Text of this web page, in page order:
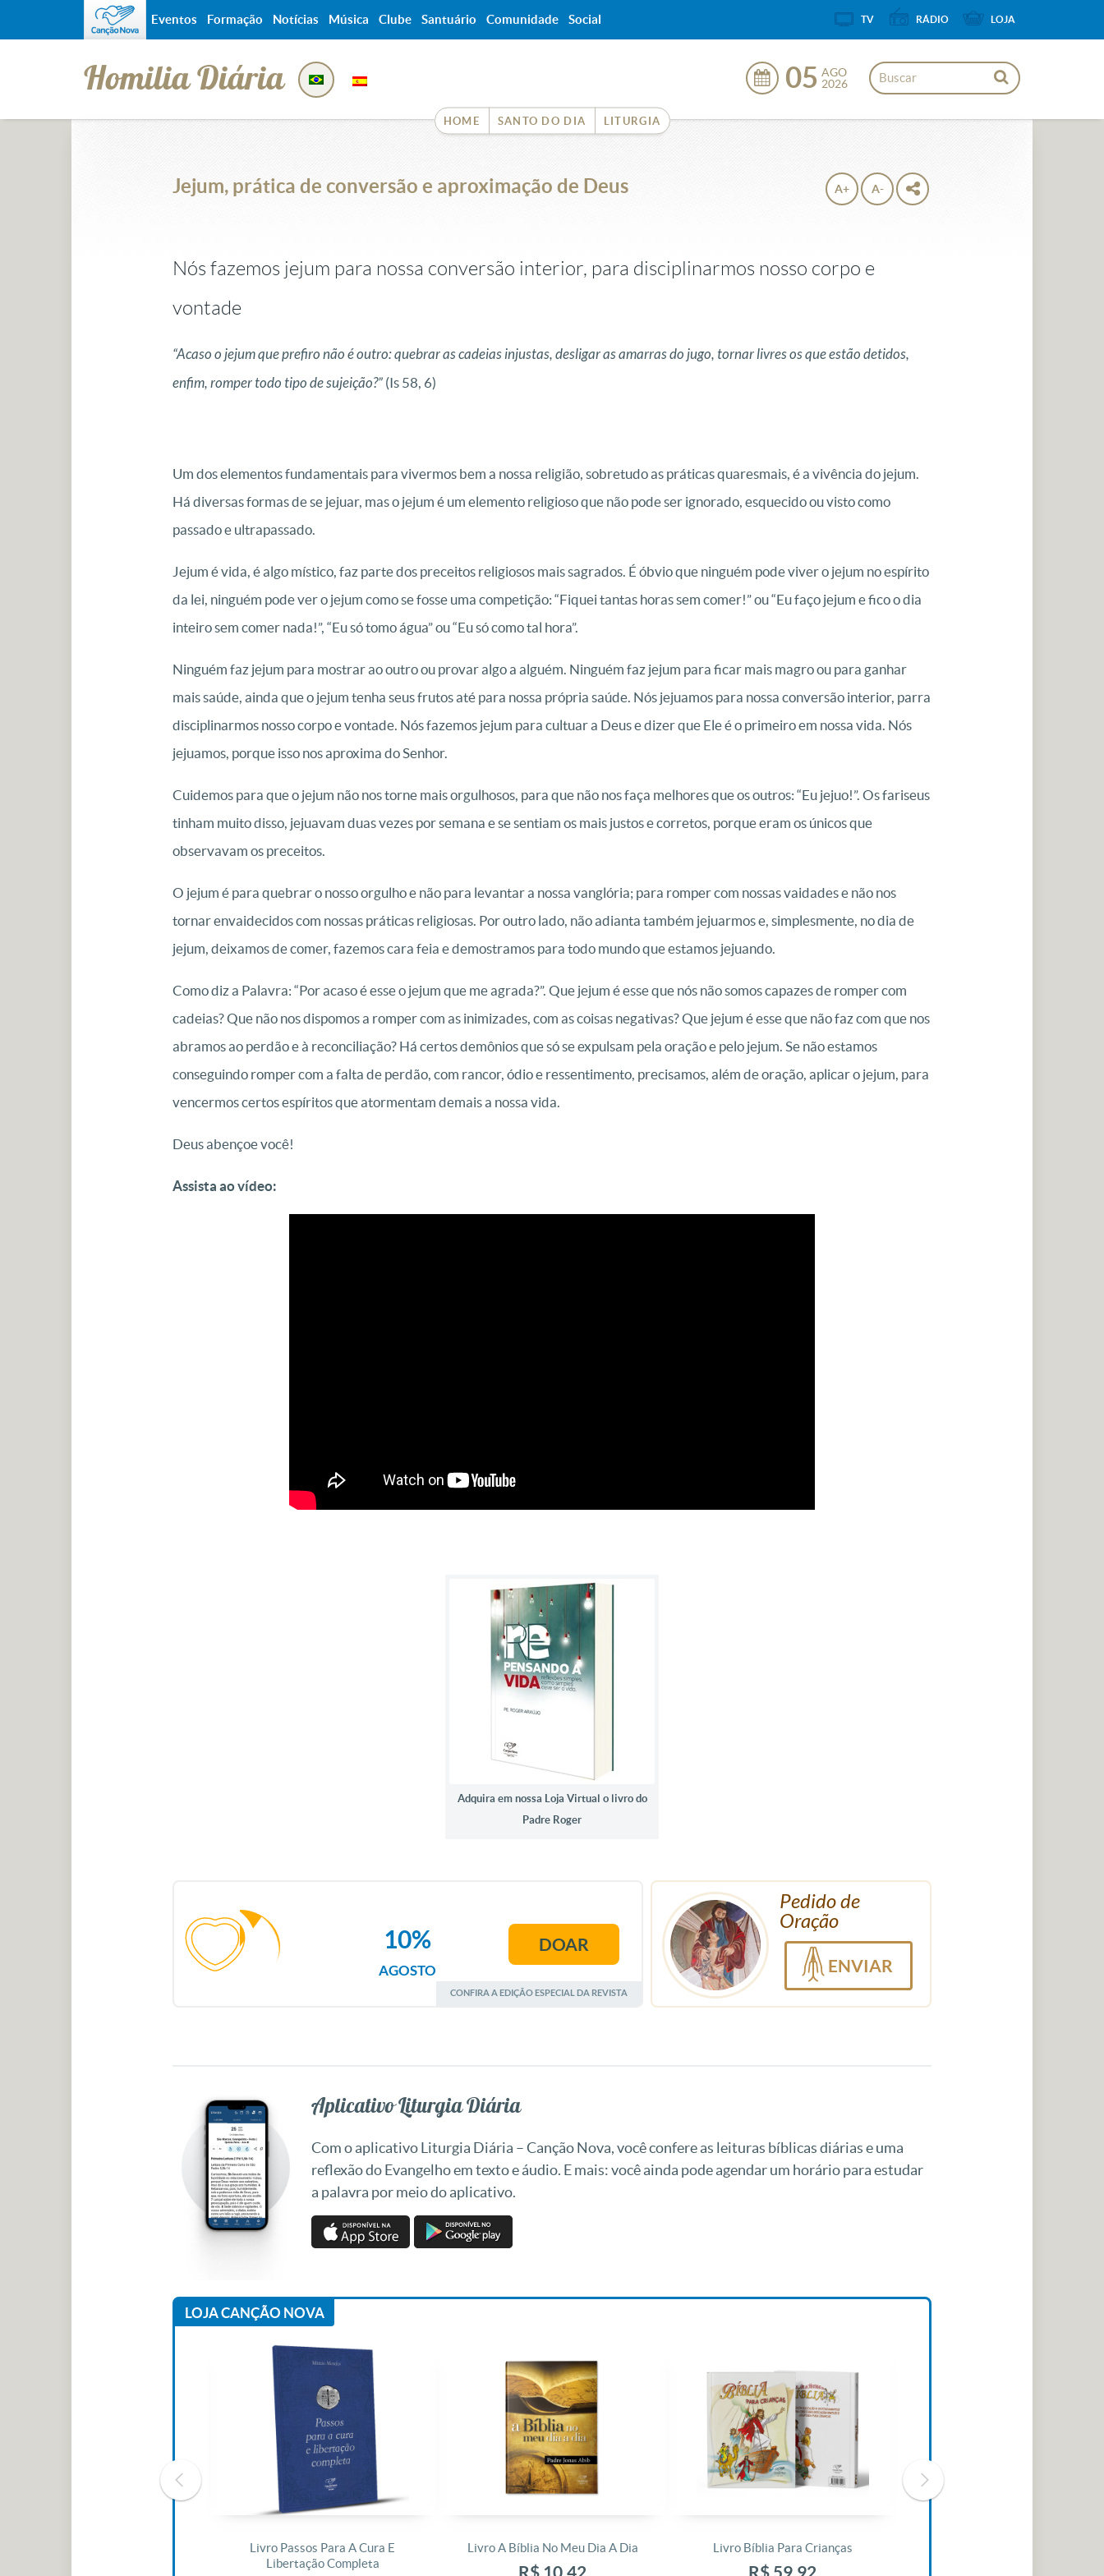
Homilia Diária
HOME SANTO DO DIA LITURGIA
05 AGO
2026
Jejum, prática de conversão e aproximação de Deus A+ A-
Nós fazemos jejum para nossa conversão interior, para disciplinarmos nosso corpo e
vontade
“Acaso o jejum que prefiro não é outro: quebrar as cadeias injustas, desligar as amarras do jugo, tornar livres os que estão detidos,
enfim, romper todo tipo de sujeição?”(Is 58, 6)
Um dos elementos fundamentais para vivermos bem a nossa religião, sobretudo as práticas quaresmais, é a vivência do jejum.
Há diversas formas de se jejuar, mas o jejum é um elemento religioso que não pode ser ignorado, esquecido ou visto como
passado e ultrapassado.
Jejum é vida, é algo místico, faz parte dos preceitos religiosos mais sagrados. É óbvio que ninguém pode viver o jejum no espírito
da lei, ninguém pode ver o jejum como se fosse uma competição: “Fiquei tantas horas sem comer!” ou “Eu faço jejum e fico o dia
inteiro sem comer nada!”, “Eu só tomo água” ou “Eu só como tal hora”.
Ninguém faz jejum para mostrar ao outro ou provar algo a alguém. Ninguém faz jejum para ficar mais magro ou para ganhar
mais saúde, ainda que o jejum tenha seus frutos até para nossa própria saúde. Nós jejuamos para nossa conversão interior, parra
disciplinarmos nosso corpo e vontade. Nós fazemos jejum para cultuar a Deus e dizer que Ele é o primeiro em nossa vida. Nós
jejuamos, porque isso nos aproxima do Senhor.
Cuidemos para que o jejum não nos torne mais orgulhosos, para que não nos faça melhores que os outros: “Eu jejuo!”. Os fariseus
tinham muito disso, jejuavam duas vezes por semana e se sentiam os mais justos e corretos, porque eram os únicos que
observavam os preceitos.
O jejum é para quebrar o nosso orgulho e não para levantar a nossa vanglória; para romper com nossas vaidades e não nos
tornar envaidecidos com nossas práticas religiosas. Por outro lado, não adianta também jejuarmos e, simplesmente, no dia de
jejum, deixamos de comer, fazemos cara feia e demostramos para todo mundo que estamos jejuando.
Como diz a Palavra: “Por acaso é esse o jejum que me agrada?”. Que jejum é esse que nós não somos capazes de romper com
cadeias? Que não nos dispomos a romper com as inimizades, com as coisas negativas? Que jejum é esse que não faz com que nos
abramos ao perdão e à reconciliação? Há certos demônios que só se expulsam pela oração e pelo jejum. Se não estamos
conseguindo romper com a falta de perdão, com rancor, ódio e ressentimento, precisamos, além de oração, aplicar o jejum, para
vencermos certos espíritos que atormentam demais a nossa vida.
Deus abençoe você!
Assista ao vídeo:
Adquira em nossa Loja Virtual o livro do
Padre Roger
AGOSTO
10% DOAR
CONFIRA A EDIÇÃO ESPECIAL DA REVISTA
Pedido de
Oração
ENVIAR
Aplicativo Liturgia Diária
Com o aplicativo Liturgia Diária – Canção Nova, você confere as leituras bíblicas diárias e uma
reflexão do Evangelho em texto e áudio. E mais: você ainda pode agendar um horário para estudar
a palavra por meio do aplicativo.
LOJA CANÇÃO NOVA
Livro Passos Para A Cura E
Libertação Completa
Livro A Bíblia No Meu Dia A Dia
R$ 10,42
Livro Bíblia Para Crianças
R$ 59,92
Eventos Formação Notícias Música Clube Santuário Comunidade Social TV RÁDIO LOJA